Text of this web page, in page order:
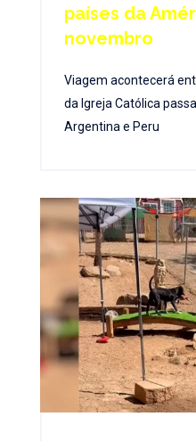
países da
novembro
Viagem acontecerá
da Igreja Católica
Argentina e Peru